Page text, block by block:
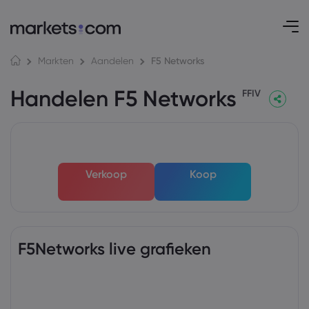
Markten Aandelen F5 Networks
Handelen F5 Networks FFIV
Verkoop Koop
F5Networks live grafieken